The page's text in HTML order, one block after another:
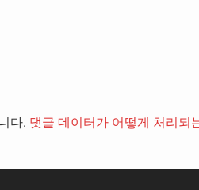
다. 댓글 데이터가 어떻게 처리되